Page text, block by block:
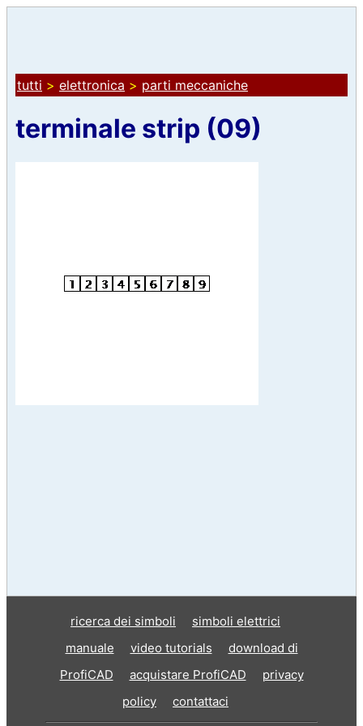
tutti > elettronica > parti meccaniche
terminale strip (09)
ricerca dei simboli
simboli elettrici
manuale
video tutorials
download di
ProfiCAD
acquistare ProfiCAD
privacy
policy
contattaci